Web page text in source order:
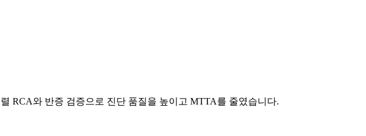
RCA와 반증 검증으로 진단 품질을 높이고 MTTA를 줄였습니다.